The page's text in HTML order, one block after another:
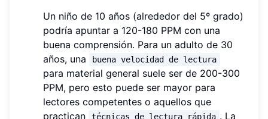
Un niño de 10 años (alrededor del 5º grado)
podría apuntar a 120-180 PPM con una
buena comprensión. Para un adulto de 30
años, una
buena velocidad de lectura
para material general suele ser de 200-300
PPM, pero esto puede ser mayor para
lectores competentes o aquellos que
practican
técnicas de lectura rápida . La